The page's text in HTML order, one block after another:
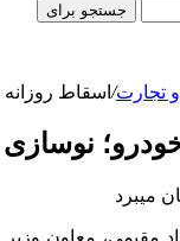
جستجو برای
تجارت/ اسقاط روزانه ۸۸۰ خودرو؛ نوسازی ۱۰ درصد آلودگی هوا را کاهش می‌دهد
مقیمی، معاون وزیر